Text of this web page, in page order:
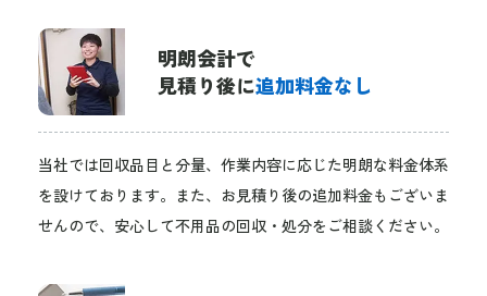
明朗会計で
見積り後に追加料金なし
当社では回収品目と分量、作業内容に応じた明朗な料金体系
を設けております。また、お見積り後の追加料金もございま
せんので、安心して不用品の回収・処分をご相談ください。